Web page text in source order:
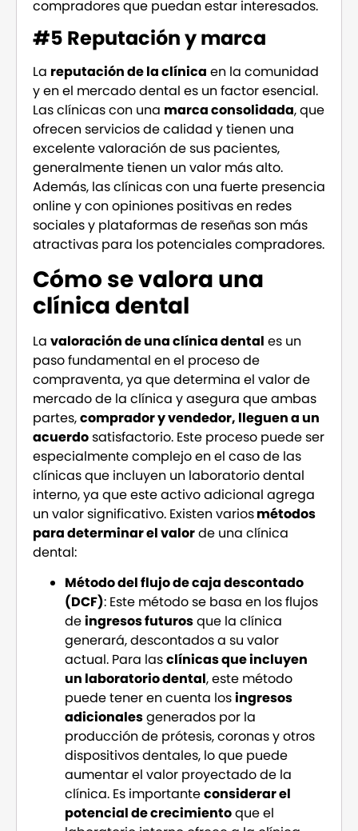
compradores que puedan estar interesados.
#5 Reputación y marca
La reputación de la clínica en la comunidad
y en el mercado dental es un factor esencial.
Las clínicas con una marca consolidada, que
ofrecen servicios de calidad y tienen una
excelente valoración de sus pacientes,
generalmente tienen un valor más alto.
Además, las clínicas con una fuerte presencia
online y con opiniones positivas en redes
sociales y plataformas de reseñas son más
atractivas para los potenciales compradores.
Cómo se valora una
clínica dental
La valoración de una clínica dental es un
paso fundamental en el proceso de
compraventa, ya que determina el valor de
mercado de la clínica y asegura que ambas
partes,comprador y vendedor, lleguen a un
acuerdosatisfactorio. Este proceso puede ser
especialmente complejo en el caso de las
clínicas que incluyen un laboratorio dental
interno, ya que este activo adicional agrega
un valor significativo. Existen variosmétodos
para determinar el valorde una clínica
dental:
Método del flujo de caja descontado
(DCF): Este método se basa en los flujos
deingresos futurosque la clínica
generará, descontados a su valor
actual. Para lasclínicas que incluyen
un laboratorio dental, este método
puede tener en cuenta losingresos
adicionalesgenerados por la
producción de prótesis, coronas y otros
dispositivos dentales, lo que puede
aumentar el valor proyectado de la
clínica. Es importanteconsiderar el
potencial de crecimientoque el